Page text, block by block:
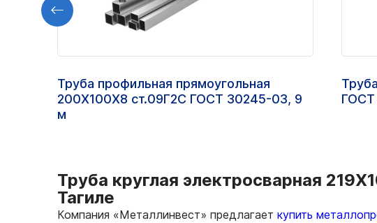
Труба профильная прямоугольная
200Х100Х8 ст.09Г2С ГОСТ 30245-03, 9
м
ГОСТ
Труба круглая электросварная
Тагиле
Компания «Металлинвест» предлагает купить